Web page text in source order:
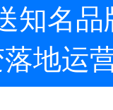
知名品
地运